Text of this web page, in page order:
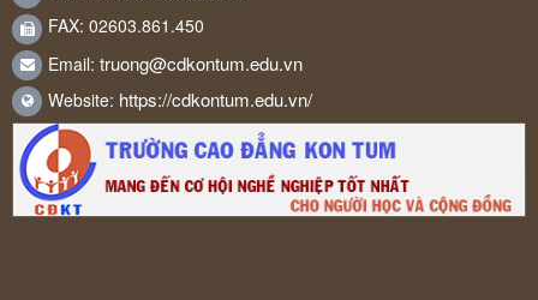
FAX: 02603.861.450
Email: truong@cdkontum.edu.vn
Website: https://cdkontum.edu.vn/